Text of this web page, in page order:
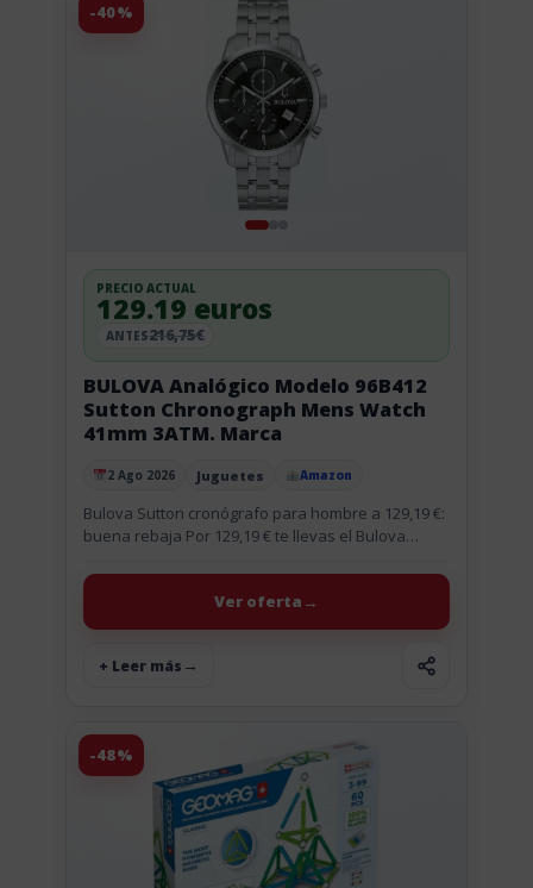
-40%
Publicado el
2 Ago 2026 Juguetes Amazon
BULOVA Analógico Modelo 96B412
Sutton Chronograph Mens Watch
41mm 3ATM. Marca
PRECIO ACTUAL
129.19 euros
ANTES216,75€
Bulova Sutton cronógrafo para hombre a 129,19 €:
buena rebaja Por 129,19 € te llevas el Bulova
40%....
+ Leer más
Ver oferta
-48%